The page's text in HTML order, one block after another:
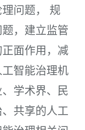
问题， 规
，建立监管
面作用，减
智能治理机
学术界、民
共享的人工